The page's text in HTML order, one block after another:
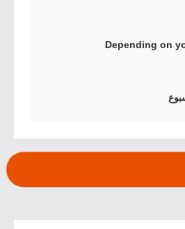
Depending on